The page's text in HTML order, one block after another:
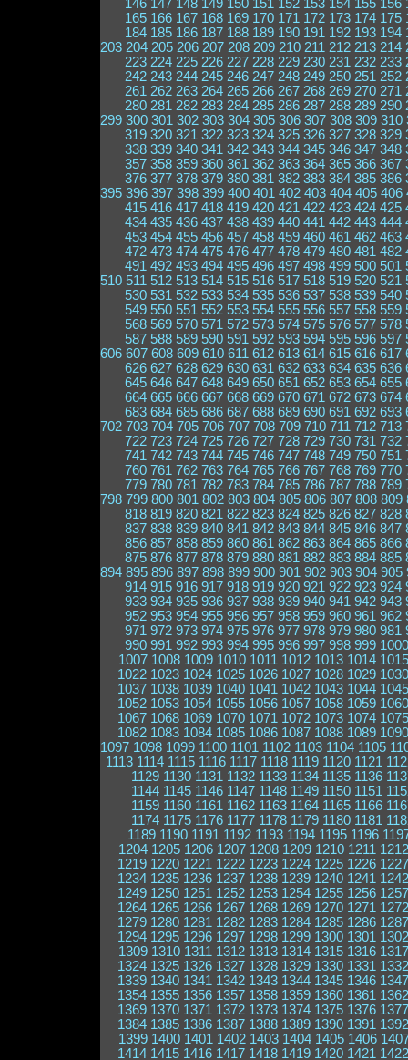
146 147 148 149 150 151 152 153 154 155 156
165 166 167 168 169 170 171 172 173 174 175
184 185 186 187 188 189 190 191 192 193 194
203 204 205 206 207 208 209 210 211 212 213 214
223 224 225 226 227 228 229 230 231 232 233
242 243 244 245 246 247 248 249 250 251 252
261 262 263 264 265 266 267 268 269 270 271
280 281 282 283 284 285 286 287 288 289 290
299 300 301 302 303 304 305 306 307 308 309 310
319 320 321 322 323 324 325 326 327 328 329
338 339 340 341 342 343 344 345 346 347 348
357 358 359 360 361 362 363 364 365 366 367
376 377 378 379 380 381 382 383 384 385 386
395 396 397 398 399 400 401 402 403 404 405 406
415 416 417 418 419 420 421 422 423 424 425
434 435 436 437 438 439 440 441 442 443 444
453 454 455 456 457 458 459 460 461 462 463
472 473 474 475 476 477 478 479 480 481 482
491 492 493 494 495 496 497 498 499 500 501
510 511 512 513 514 515 516 517 518 519 520 521
530 531 532 533 534 535 536 537 538 539 540
549 550 551 552 553 554 555 556 557 558 559
568 569 570 571 572 573 574 575 576 577 578
587 588 589 590 591 592 593 594 595 596 597
606 607 608 609 610 611 612 613 614 615 616 617
626 627 628 629 630 631 632 633 634 635 636
645 646 647 648 649 650 651 652 653 654 655
664 665 666 667 668 669 670 671 672 673 674
683 684 685 686 687 688 689 690 691 692 693
702 703 704 705 706 707 708 709 710 711 712 713
722 723 724 725 726 727 728 729 730 731 732
741 742 743 744 745 746 747 748 749 750 751
760 761 762 763 764 765 766 767 768 769 770
779 780 781 782 783 784 785 786 787 788 789
798 799 800 801 802 803 804 805 806 807 808 809
818 819 820 821 822 823 824 825 826 827 828
837 838 839 840 841 842 843 844 845 846 847
856 857 858 859 860 861 862 863 864 865 866
875 876 877 878 879 880 881 882 883 884 885
894 895 896 897 898 899 900 901 902 903 904 905
914 915 916 917 918 919 920 921 922 923 924
933 934 935 936 937 938 939 940 941 942 943
952 953 954 955 956 957 958 959 960 961 962
971 972 973 974 975 976 977 978 979 980 981
990 991 992 993 994 995 996 997 998 999 1000
1007 1008 1009 1010 1011 1012 1013 1014 1015
1022 1023 1024 1025 1026 1027 1028 1029 1030
1037 1038 1039 1040 1041 1042 1043 1044 1045
1052 1053 1054 1055 1056 1057 1058 1059 1060
1067 1068 1069 1070 1071 1072 1073 1074 1075
1082 1083 1084 1085 1086 1087 1088 1089 1090
1097 1098 1099 1100 1101 1102 1103 1104 1105
1113 1114 1115 1116 1117 1118 1119 1120 1121
1129 1130 1131 1132 1133 1134 1135 1136
1144 1145 1146 1147 1148 1149 1150 1151
1159 1160 1161 1162 1163 1164 1165 1166
1174 1175 1176 1177 1178 1179 1180 1181
1189 1190 1191 1192 1193 1194 1195 1196
1204 1205 1206 1207 1208 1209 1210 1211 1212
1219 1220 1221 1222 1223 1224 1225 1226 1227
1234 1235 1236 1237 1238 1239 1240 1241 1242
1249 1250 1251 1252 1253 1254 1255 1256 1257
1264 1265 1266 1267 1268 1269 1270 1271 1272
1279 1280 1281 1282 1283 1284 1285 1286 1287
1294 1295 1296 1297 1298 1299 1300 1301 1302
1309 1310 1311 1312 1313 1314 1315 1316 1317
1324 1325 1326 1327 1328 1329 1330 1331 1332
1339 1340 1341 1342 1343 1344 1345 1346 1347
1354 1355 1356 1357 1358 1359 1360 1361 1362
1369 1370 1371 1372 1373 1374 1375 1376 1377
1384 1385 1386 1387 1388 1389 1390 1391 1392
1399 1400 1401 1402 1403 1404 1405 1406
1414 1415 1416 1417 1418 1419 1420 1421 1422